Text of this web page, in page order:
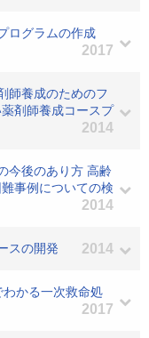
ログラムの作成
2017
師養成のためのフ
剤師養成コースプ
2014
今後のあり方 高齢
事例についての検
2014
スの開発 2014
かる一次救命処
2017